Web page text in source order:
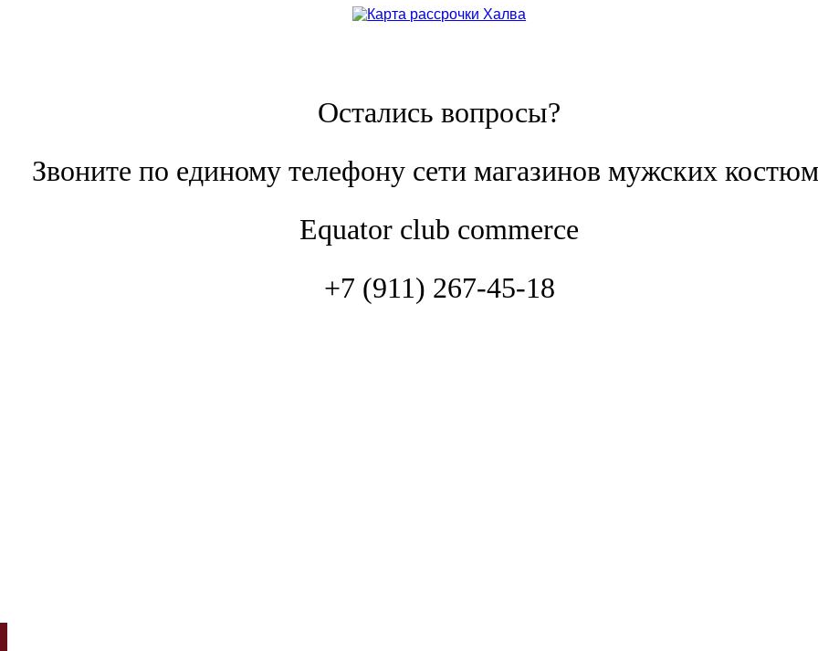
Остались вопросы?
Звоните по единому телефону сети магазинов мужских
Equator club commerce
+7 (911) 267-45-18